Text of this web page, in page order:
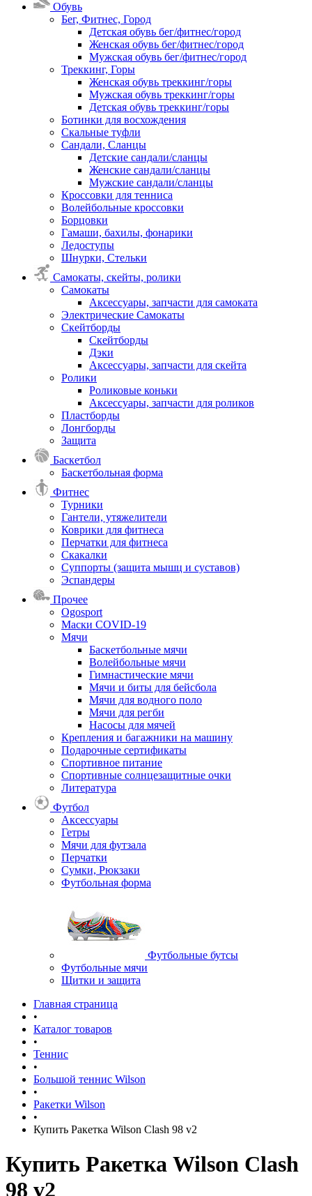
Обувь
Бег, Фитнес, Город
Детская обувь бег/фитнес/город
Женская обувь бег/фитнес/город
Мужская обувь бег/фитнес/город
Треккинг, Горы
Женская обувь треккинг/горы
Мужская обувь треккинг/горы
Детская обувь треккинг/горы
Ботинки для восхождения
Скальные туфли
Сандали, Сланцы
Детские сандали/сланцы
Женские сандали/сланцы
Мужские сандали/сланцы
Кроссовки для тенниса
Волейбольные кроссовки
Борцовки
Гамаши, бахилы, фонарики
Ледоступы
Шнурки, Стельки
Самокаты, скейты, ролики
Самокаты
Аксессуары, запчасти для самоката
Электрические Самокаты
Скейтборды
Скейтборды
Дэки
Аксессуары, запчасти для скейта
Ролики
Роликовые коньки
Аксессуары, запчасти для роликов
Пластборды
Лонгборды
Защита
Баскетбол
Баскетбольная форма
Фитнес
Турники
Гантели, утяжелители
Коврики для фитнеса
Перчатки для фитнеса
Скакалки
Суппорты (защита мышц и суставов)
Эспандеры
Прочее
Ogosport
Маски COVID-19
Мячи
Баскетбольные мячи
Волейбольные мячи
Гимнастические мячи
Мячи и биты для бейсбола
Мячи для водного поло
Мячи для регби
Насосы для мячей
Крепления и багажники на машину
Подарочные сертификаты
Спортивное питание
Спортивные солнцезащитные очки
Литература
Футбол
Аксессуары
Гетры
Мячи для футзала
Перчатки
Сумки, Рюкзаки
Футбольная форма
Футбольные бутсы
Футбольные мячи
Щитки и защита
Главная страница
•
Каталог товаров
•
Теннис
•
Большой теннис Wilson
•
Ракетки Wilson
•
Купить Ракетка Wilson Clash 98 v2
Купить Ракетка Wilson Clash
98 v2